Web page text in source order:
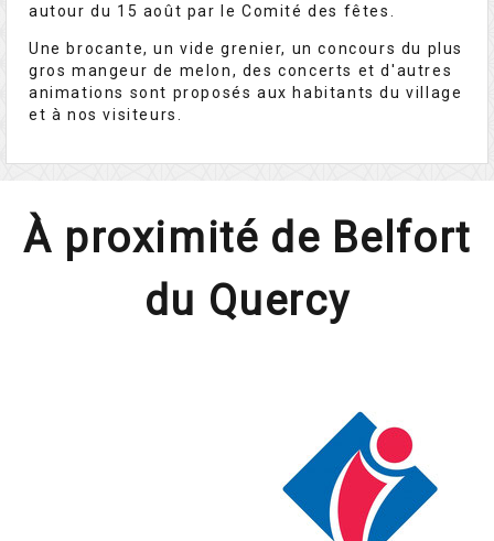
autour du 15 août par le Comité des fêtes.
Une brocante, un vide grenier, un concours du plus
gros mangeur de melon, des concerts et d'autres
animations sont proposés aux habitants du village
et à nos visiteurs.
À proximité de Belfort
du Quercy